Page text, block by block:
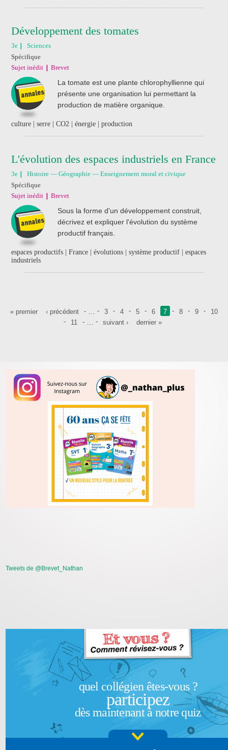
Développement des tomates
3e
Sciences
Spécifique
Sujet inédit
Brevet
La tomate est une plante chlorophyllienne qui
présente une organisation lui permettant la
production de matière organique.
culture | serre | CO2 | énergie | production
L'évolution des espaces industriels en France
3e
Histoire — Géographie — Enseignement moral et civique
Spécifique
Sujet inédit
Brevet
Sous la forme d'un développement construit,
décrivez et expliquer l'évolution du système
productif français.
espaces productifs | France | évolutions | système productif | espaces
industriels
Pages
« premier ‹ précédent 3 4 5 6 7 8 9
10
11
suivant › dernier »
Tweets de @Brevet_Nathan
quel collégien êtes-vous ?
participez
dès maintenant à notre quiz